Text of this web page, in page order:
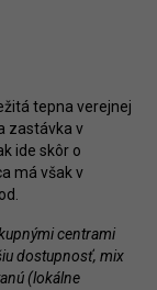
tepna verejnej
zastávka v
ide skôr o
má však v
centrami
dostupnosť, mix
(lokálne